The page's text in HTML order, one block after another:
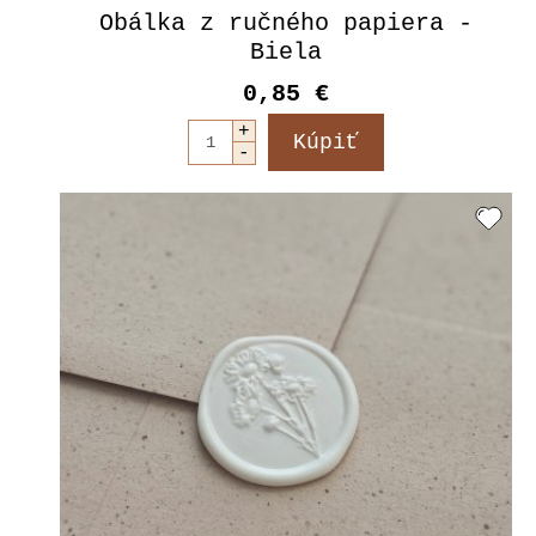
Obálka z ručného papiera -
Biela
0,85 €